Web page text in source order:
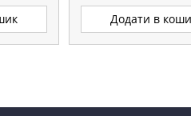
Додати в